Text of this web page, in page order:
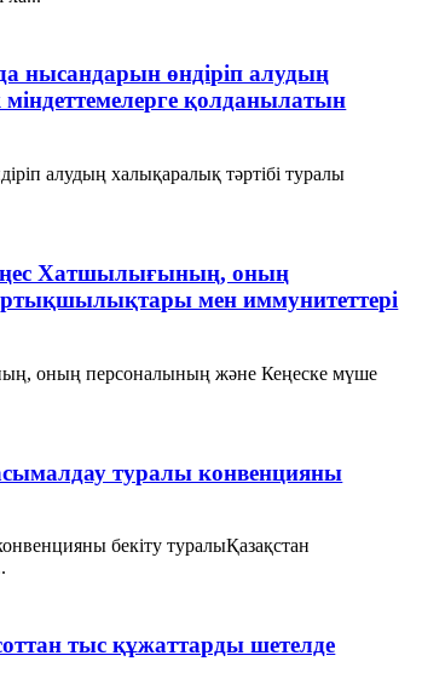
нысандарын өндіріп алудың
қолданылатын
алудың халықаралық тәртібі туралы
Хатшылығының, оның
мен иммунитеттері
оның персоналының және Кеңеске мүше
туралы конвенцияны
бекiту туралыҚазақстан
тыс құжаттарды шетелде